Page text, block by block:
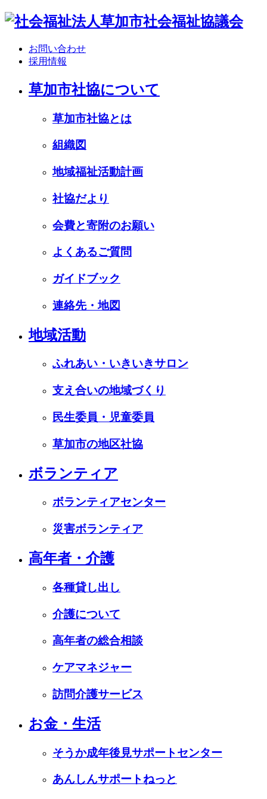
お問い合わせ
採用情報
草加市社協について
草加市社協とは
組織図
地域福祉活動計画
社協だより
会費と寄附のお願い
よくあるご質問
ガイドブック
連絡先・地図
地域活動
ふれあい・いきいきサロン
支え合いの地域づくり
民生委員・児童委員
草加市の地区社協
ボランティア
ボランティアセンター
災害ボランティア
高年者・介護
各種貸し出し
介護について
高年者の総合相談
ケアマネジャー
訪問介護サービス
お金・生活
そうか成年後見サポートセンター
あんしんサポートねっと